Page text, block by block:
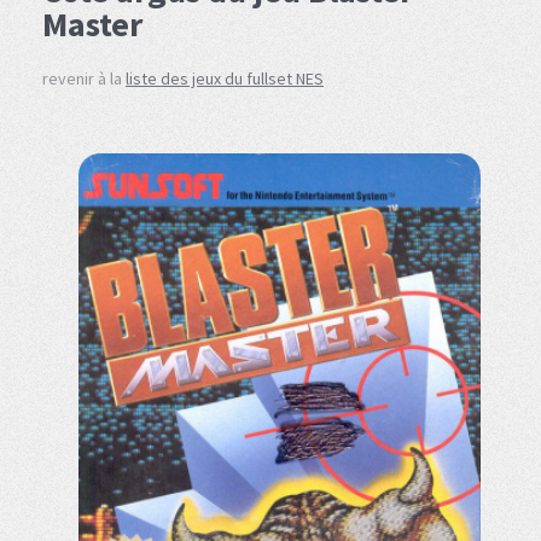
Master
revenir à la liste des jeux du fullset NES